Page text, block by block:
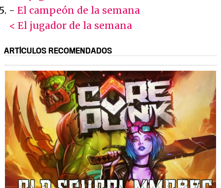
- El campeón de la semana
< El jugador de la semana
ARTÍCULOS RECOMENDADOS